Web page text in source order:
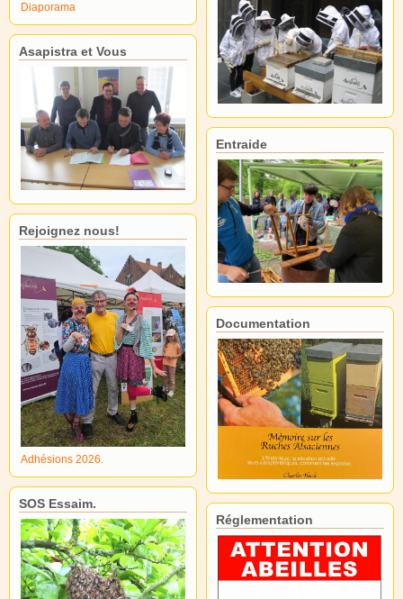
Diaporama
Asapistra et Vous
Rejoignez nous!
Adhésions 2026.
SOS Essaim.
Entraide
Documentation
Réglementation